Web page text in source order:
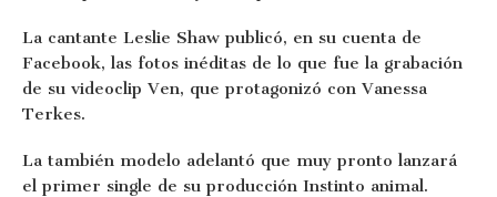
La cantante Leslie Shaw publicó, en su cuenta de
Facebook, las fotos inéditas de lo que fue la grabación
de su videoclip Ven, que protagonizó con Vanessa
Terkes.
La también modelo adelantó que muy pronto lanzará
el primer single de su producción Instinto animal.